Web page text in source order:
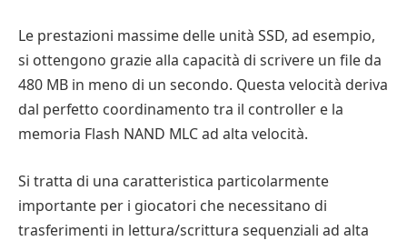
Le prestazioni massime delle unità SSD, ad esempio,
si ottengono grazie alla capacità di scrivere un file da
480 MB in meno di un secondo. Questa velocità deriva
dal perfetto coordinamento tra il controller e la
memoria Flash NAND MLC ad alta velocità.
Si tratta di una caratteristica particolarmente
importante per i giocatori che necessitano di
trasferimenti in lettura/scrittura sequenziali ad alta